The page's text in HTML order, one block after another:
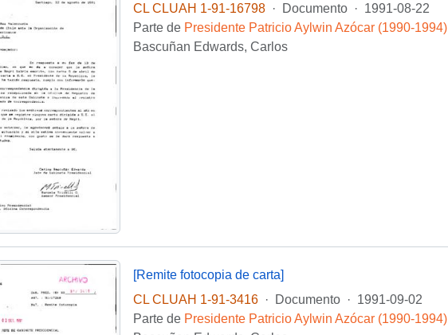
CL CLUAH 1-91-16798
· Documento · 1991-08-22
Parte de Presidente Patricio Aylwin Azócar (1990-1994)
Bascuñan Edwards, Carlos
[Remite fotocopia de carta]
CL CLUAH 1-91-3416
· Documento · 1991-09-02
Parte de Presidente Patricio Aylwin Azócar (1990-1994)